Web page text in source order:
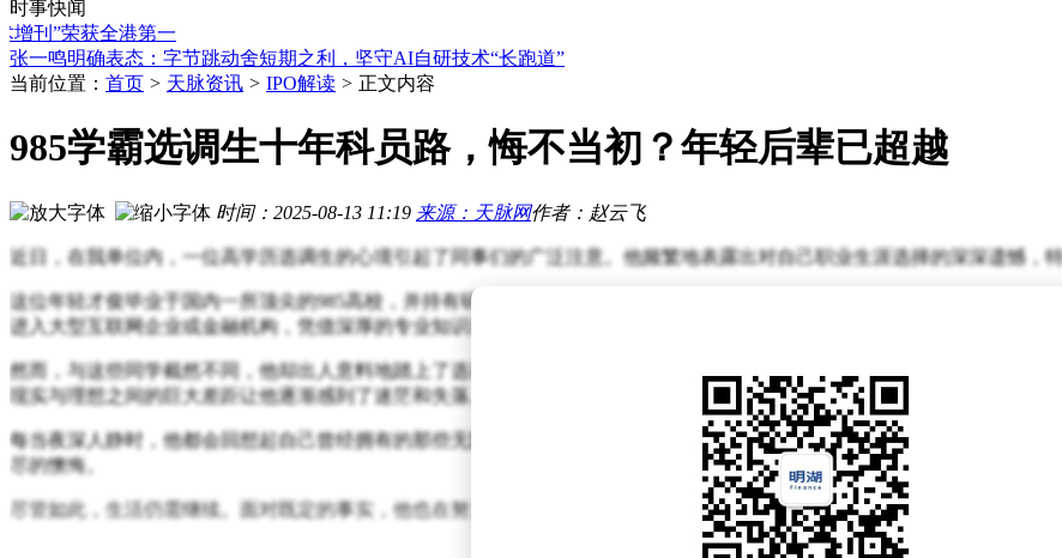
时事快闻
荣获全港第一
招商局集团与中国物流集团共谋合作：深化多领域协作 助力物流体系建设
特斯拉Robotaxi扩张遇阻，马斯克如何破局商业化难题？
张一鸣明确表态：字节跳动舍短期之利，坚守AI自研技术“长跑道”
DeepSeek API将迎较大涨幅，此前性能亮眼却遇调用容量难题
Anthropic组建团队自研芯片 助力Claude提升运行效率满足部署需求
AI Agent手机新阶段：国标L3启幕，未来体验升级尚需时日
兆易创新携手地瓜机器人，推出六轴协作机械臂完整控制系统新方案
当前位置： 首页 > 天脉资讯 > IPO解读 > 正文内容
985学霸选调生十年科员路，悔不当初？年轻后辈已超越
时间：2025-08-13 11:19 来源：天脉网作者：赵云飞
近日，在我单位内，一位高学历选调生的心境引起了同事们的广泛注意。他频繁地表露出对自己职业生涯选择的深深遗憾，
这位年轻才俊毕业于国内一所顶尖的985高校，并持有研究生学历。他所学的专业在就业市场上炙手可热，为毕业生们铺设
进入大型互联网企业或金融机构，凭借深厚的专业知识和出色的能力，迅速在职场上崭露头角，收获颇丰。
然而，与这些同学截然不同，他却出人意料地踏上了选调生的道路。或许在当时，他被体制内工作的稳定性所吸引，同时也
现实与理想之间的巨大差距让他逐渐感到了迷茫和失落。
每当夜深人静时，他都会回想起自己曾经拥有的那些无限可能，以及同学们如今在职场上取得的辉煌成就。这些回忆如同一
尽的懊悔。
尽管如此，生活仍需继续。面对既定的事实，他也在努力调整自己的心态，试图在现有的岗位上找到属于自己的价值和意义